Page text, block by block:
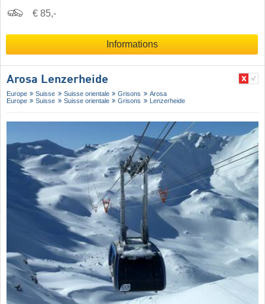
€ 85,-
Informations
Arosa Lenzerheide
Europe Suisse Suisse orientale Grisons
Arosa
Europe
Suisse Suisse orientale Grisons Lenzerheide